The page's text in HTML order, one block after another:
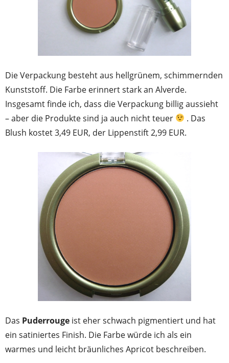
Die Verpackung besteht aus hellgrünem, schimmernden
Kunststoff. Die Farbe erinnert stark an Alverde.
Insgesamt finde ich, dass die Verpackung billig aussieht
– aber die Produkte sind ja auch nicht teuer
. Das
Blush kostet 3,49 EUR, der Lippenstift 2,99 EUR.
Das Puderrouge ist eher schwach pigmentiert und hat
ein satiniertes Finish. Die Farbe würde ich als ein
warmes und leicht bräunliches Apricot beschreiben.